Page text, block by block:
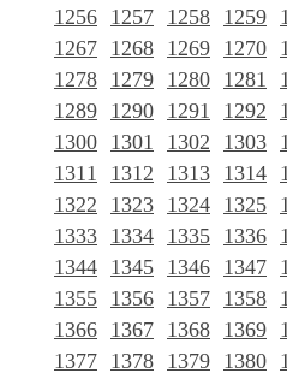
1256 1257 1258 1259
1267 1268 1269 1270
1278 1279 1280 1281
1289 1290 1291 1292
1300 1301 1302 1303
1311
1312 1313 1314
1322
1323 1324 1325
1333 1334 1335 1336
1344 1345 1346 1347
1355 1356 1357 1358
1366 1367 1368 1369
1377 1378 1379 1380